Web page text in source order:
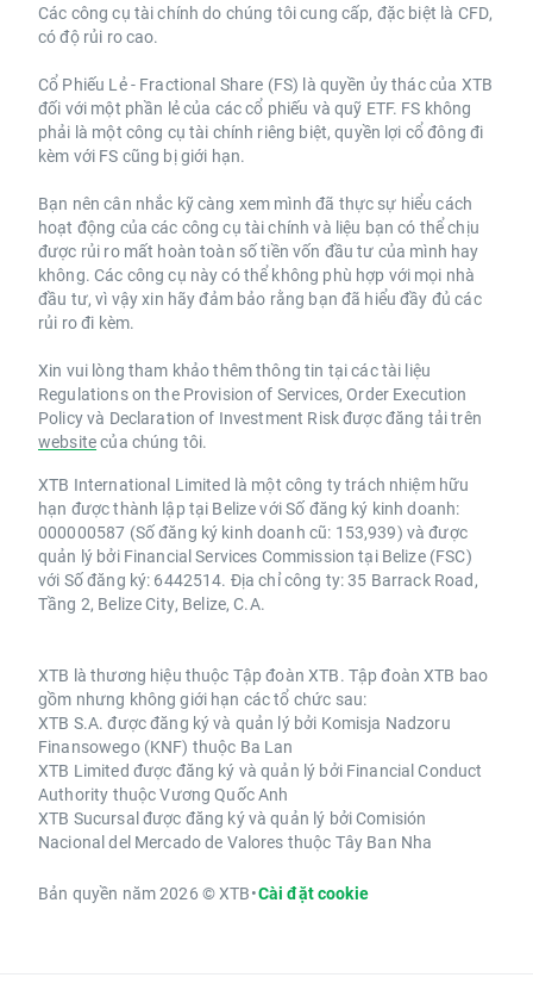
Các công cụ tài chính do chúng tôi cung cấp, đặc biệt là CFD,
có độ rủi ro cao.
Cổ Phiếu Lẻ - Fractional Share (FS) là quyền ủy thác của XTB
đối với một phần lẻ của các cổ phiếu và quỹ ETF. FS không
phải là một công cụ tài chính riêng biệt, quyền lợi cổ đông đi
kèm với FS cũng bị giới hạn.
Bạn nên cân nhắc kỹ càng xem mình đã thực sự hiểu cách
hoạt động của các công cụ tài chính và liệu bạn có thể chịu
được rủi ro mất hoàn toàn số tiền vốn đầu tư của mình hay
không. Các công cụ này có thể không phù hợp với mọi nhà
đầu tư, vì vậy xin hãy đảm bảo rằng bạn đã hiểu đầy đủ các
rủi ro đi kèm.
Xin vui lòng tham khảo thêm thông tin tại các tài liệu
Regulations on the Provision of Services, Order Execution
Policy và Declaration of Investment Risk được đăng tải trên
websitecủa chúng tôi.
XTB International Limited là một công ty trách nhiệm hữu
hạn được thành lập tại Belize với Số đăng ký kinh doanh:
000000587 (Số đăng ký kinh doanh cũ: 153,939) và được
quản lý bởi Financial Services Commission tại Belize (FSC)
với Số đăng ký: 6442514. Địa chỉ công ty: 35 Barrack Road,
Tầng 2, Belize City, Belize, C.A.
XTB là thương hiệu thuộc Tập đoàn XTB. Tập đoàn XTB bao
gồm nhưng không giới hạn các tổ chức sau:
XTB S.A. được đăng ký và quản lý bởi Komisja Nadzoru
Finansowego (KNF) thuộc Ba Lan
XTB Limited được đăng ký và quản lý bởi Financial Conduct
Authority thuộc Vương Quốc Anh
XTB Sucursal được đăng ký và quản lý bởi Comisión
Nacional del Mercado de Valores thuộc Tây Ban Nha
Bản quyền năm 2026 © XTB•Cài đặt cookie